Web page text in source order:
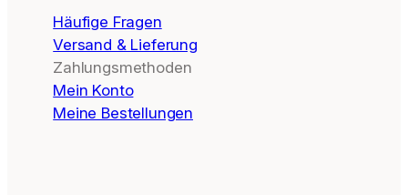
Häufige Fragen
Versand & Lieferung
Zahlungsmethoden
Mein Konto
Meine Bestellungen